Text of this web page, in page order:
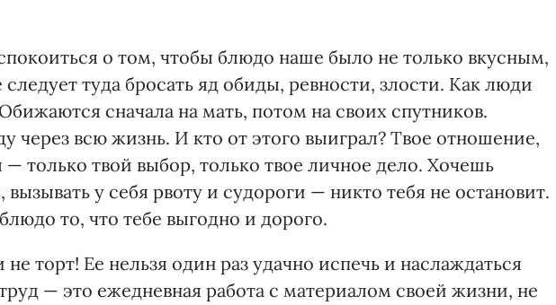
о том, чтобы блюдо наше было не только вкусным,
туда бросать яд обиды, ревности, злости. Как люди
сначала на мать, потом на своих спутников.
через всю жизнь. И кто от этого выиграл? Твое отношение,
только твой выбор, только твое личное дело. Хочешь
у себя рвоту и судороги — никто тебя не остановит.
то, что тебе выгодно и дорого.
торт! Ее нельзя один раз удачно испечь и наслаждаться
— это ежедневная работа с материалом своей жизни, не